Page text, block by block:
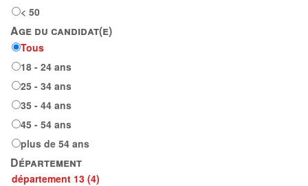
< 50
Age du candidat(e)
Tous
18 - 24 ans
25 - 34 ans
35 - 44 ans
45 - 54 ans
plus de 54 ans
Département
département 13 (4)